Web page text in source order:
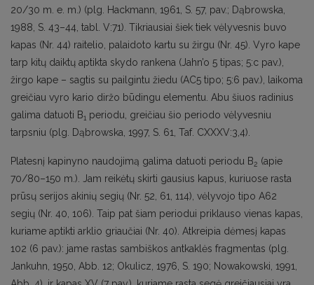
20/30 m. e. m.) (plg. Hackmann, 1961, S. 57, pav.; Dąbrowska,
1988, S. 43–44, tabl. V:71). Tikriausiai šiek tiek vėlyvesnis buvo
kapas (Nr. 44) raitelio, palaidoto kartu su žirgu (Nr. 45). Vyro kape
tarp kitų daiktų aptikta skydo rankena (Jahn’o 5 tipas; 5:c pav.),
žirgo kape – sagtis su pailgintu žiedu (AC5 tipo; 5:6 pav.), laikoma
greičiau vyro kario diržo būdingu elementu. Abu šiuos radinius
galima datuoti B1 periodu, greičiau šio periodo vėlyvesniu
tarpsniu (plg. Dąbrowska, 1997, S. 61, Taf. CXXXV:3,4).
Platesnį kapinyno naudojimą galima datuoti periodu B2 (apie
70/80–150 m.). Jam reikėtų skirti gausius kapus, kuriuose rasta
prūsų serijos akinių segių (Nr. 52, 61, 114), vėlyvojo tipo A62
segių (Nr. 40, 106). Taip pat šiam periodui priklauso vienas kapas,
kuriame aptikti arklio griaučiai (Nr. 40). Atkreipia dėmesį kapas
102 (6 pav.): jame rastas sambiškos antkaklės fragmentas (plg.
Jankuhn, 1950, Abb. 12; Okulicz, 1976, S. 190; Nowakowski, 1991,